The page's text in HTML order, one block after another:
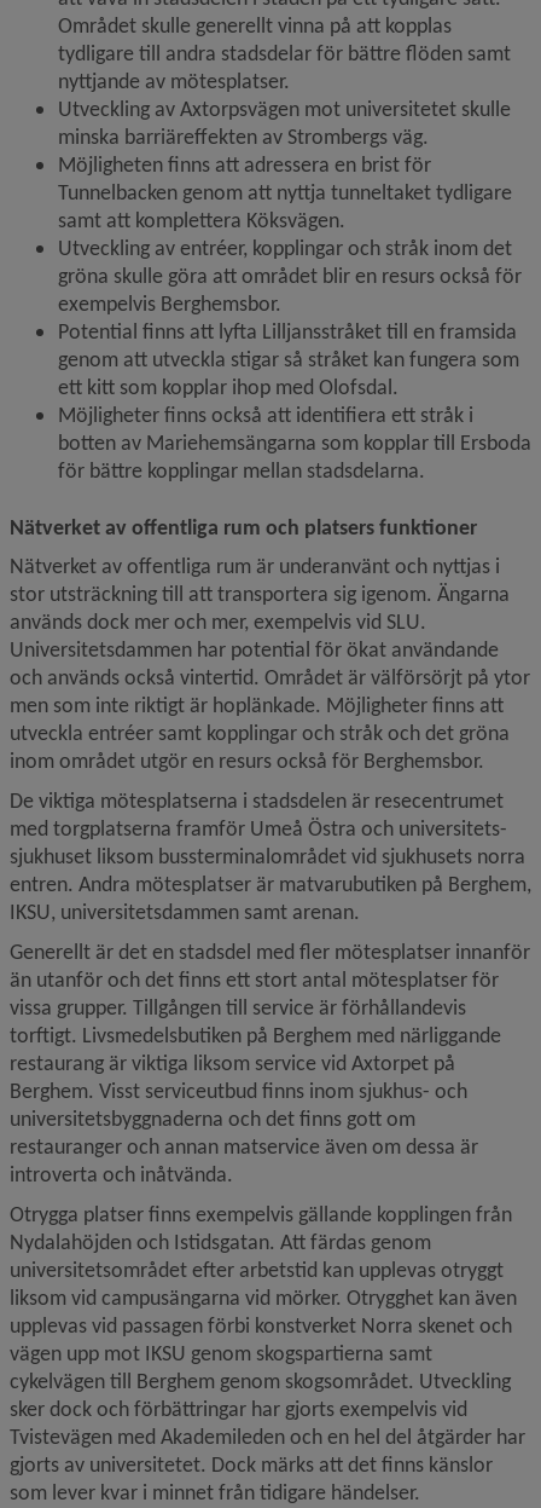
Området skulle generellt vinna på att kopplas
tydligare till andra stadsdelar för bättre flöden samt
nyttjande av mötesplatser.
Utveckling av Axtorpsvägen mot universitetet skulle
minska barriäreffekten av Strombergs väg.
Möjligheten finns att adressera en brist för
Tunnelbacken genom att nyttja tunneltaket tydligare
samt att komplettera Köksvägen.
Utveckling av entréer, kopplingar och stråk inom det
gröna skulle göra att området blir en resurs också för
exempelvis Berghemsbor.
Potential finns att lyfta Lilljansstråket till en framsida
genom att utveckla stigar så stråket kan fungera som
ett kitt som kopplar ihop med Olofsdal.
Möjligheter finns också att identifiera ett stråk i
botten av Mariehemsängarna som kopplar till Ersboda
för bättre kopplingar mellan stadsdelarna.
Nätverket av offentliga rum och platsers funktioner
Nätverket av offentliga rum är underanvänt och nyttjas i
stor utsträckning till att transportera sig igenom. Ängarna
används dock mer och mer, exempelvis vid SLU.
Universitetsdammen har potential för ökat användande
och används också vintertid. Området är välförsörjt på ytor
men som inte riktigt är hoplänkade. Möjligheter finns att
utveckla entréer samt kopplingar och stråk och det gröna
inom området utgör en resurs också för Berghemsbor.
De viktiga mötesplatserna i stadsdelen är resecentrumet
med torgplatserna framför Umeå Östra och universitets­
sjukhuset liksom bussterminalområdet vid sjukhusets norra
entren. Andra mötesplatser är matvarubutiken på Berghem,
IKSU, universitetsdammen samt arenan.
Generellt är det en stadsdel med fler mötesplatser innanför
än utanför och det finns ett stort antal mötesplatser för
vissa grupper. Tillgången till service är förhållandevis
torftigt. Livsmedels­butiken på Berghem med närliggande
restaurang är viktiga liksom service vid Axtorpet på
Berghem. Visst serviceutbud finns inom sjukhus- och
universitetsbyggnaderna och det finns gott om
restauranger och annan matservice även om dessa är
introverta och inåtvända.
Otrygga platser finns exempelvis gällande kopplingen från
Nydalahöjden och Istidsgatan. Att färdas genom
universitetsområdet efter arbetstid kan upplevas otryggt
liksom vid campus­ängarna vid mörker. Otrygghet kan även
upplevas vid passagen förbi konstverket Norra skenet och
vägen upp mot IKSU genom skogspartierna samt
cykelvägen till Berghem genom skogsområdet. Utveckling
sker dock och förbättringar har gjorts exempelvis vid
Tvistevägen med Akademileden och en hel del åtgärder har
gjorts av universitetet. Dock märks att det finns känslor
som lever kvar i minnet från tidigare händelser.